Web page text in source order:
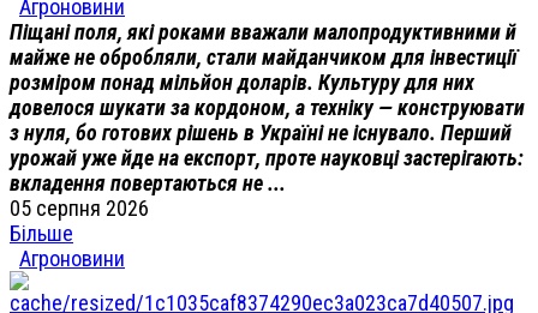
Агроновини
Піщані поля, які роками вважали малопродуктивними й
майже не обробляли, стали майданчиком для інвестиції
розміром понад мільйон доларів. Культуру для них
довелося шукати за кордоном, а техніку — конструювати
з нуля, бо готових рішень в Україні не існувало. Перший
урожай уже йде на експорт, проте науковці застерігають:
вкладення повертаються не ...
05 серпня 2026
Більше
Агроновини